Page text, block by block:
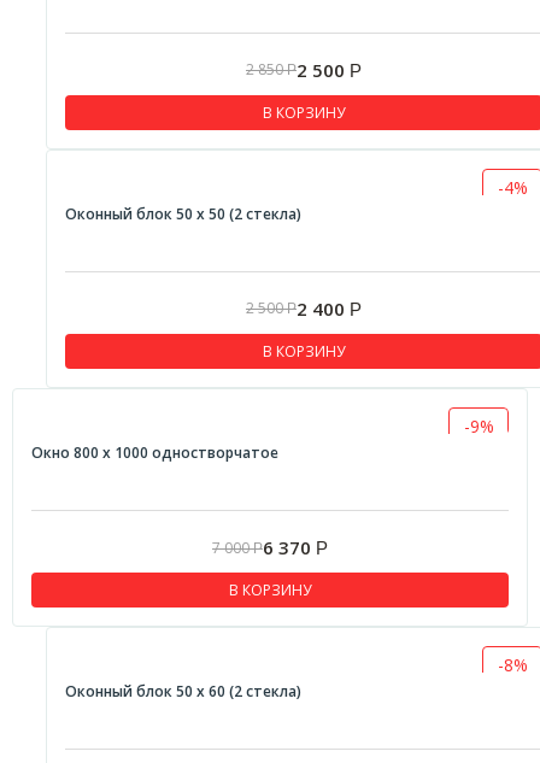
2 850Р2 500 Р
В КОРЗИНУ
-4%
Оконный блок 50 х 50 (2 стекла)
2 500Р2 400 Р
В КОРЗИНУ
-9%
Окно 800 х 1000 одностворчатое
7 000Р6 370 Р
В КОРЗИНУ
-8%
Оконный блок 50 х 60 (2 стекла)